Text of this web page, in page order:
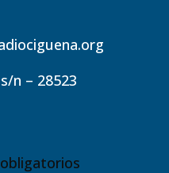
n – 28523